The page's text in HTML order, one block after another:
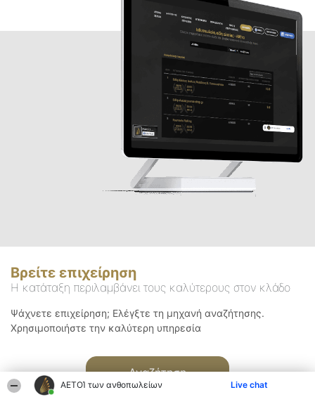
ΑΕΤΟΊ των ανθοπωλείων Live chat
Βρείτε επιχείρηση
Η κατάταξη περιλαμβάνει τους καλύτερους στον κλάδο
Ψάχνετε επιχείρηση; Ελέγξτε τη μηχανή αναζήτησης.
Χρησιμοποιήστε την καλύτερη υπηρεσία
Αναζήτηση